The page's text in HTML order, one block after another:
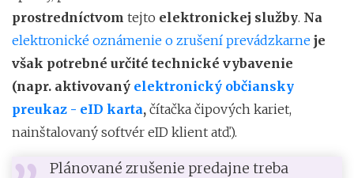
prostredníctvom tejto elektronickej služby. Na
elektronické oznámenie o zrušení prevádzkarne je
však potrebné určité technické vybavenie
(napr. aktivovaný elektronický občiansky
preukaz - eID karta, čítačka čipových kariet,
nainštalovaný softvér eID klient atď.).
Plánované zrušenie predajne treba